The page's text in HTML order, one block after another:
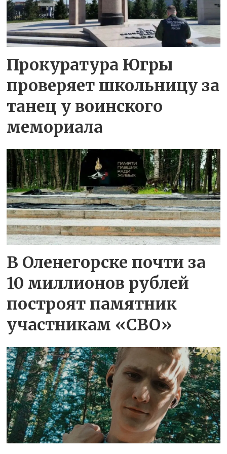
Прокуратура Югры
проверяет школьницу за
танец у воинского
мемориала
В Оленегорске почти за
10 миллионов рублей
построят памятник
участникам «СВО»